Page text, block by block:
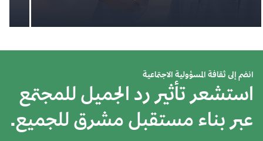
انضم إلى ثقافة المسؤولية الاجتماعية
استشعر تأثير رد الجميل للمجتمع
عبر بناء مستقبل مشرق للجميع.